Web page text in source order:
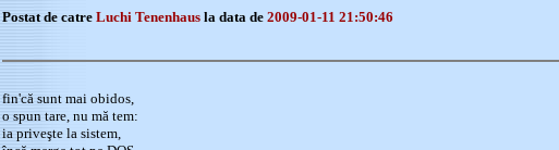
Postat de catre Luchi Tenenhaus la data de 2009-01-11 21:50:46
fin'că sunt mai obidos,
o spun tare, nu mă tem:
ia priveşte la sistem,